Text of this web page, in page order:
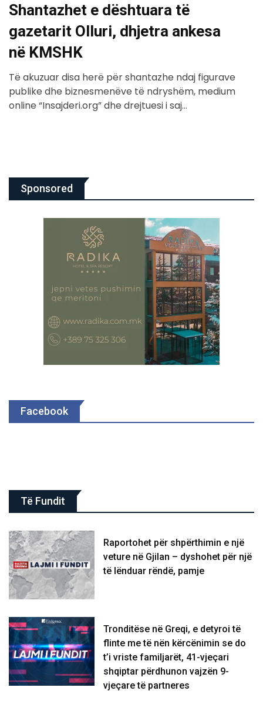
Shantazhet e dështuara të
gazetarit Olluri, dhjetra ankesa
në KMSHK
Të akuzuar disa herë për shantazhe ndaj figurave
publike dhe biznesmenëve të ndryshëm, medium
online “Insajderi.org” dhe drejtuesi i saj…
Sponsored
Facebook
Të Fundit
Raportohet për shpërthimin e një
veture në Gjilan – dyshohet për një
të lënduar rëndë, pamje
Tronditëse në Greqi, e detyroi të
flinte me të nën kërcënimin se do
t’i vriste familjarët, 41-vjeçari
shqiptar përdhunon vajzën 9-
vjeçare të partneres